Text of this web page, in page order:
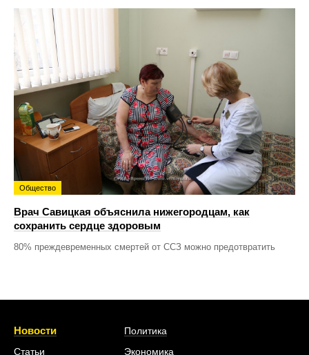
Общество
Врач Савицкая объяснила нижегородцам, как
сохранить сердце здоровым
80% преждевременных смертей от ССЗ можно предотвратить
Новости
Статьи
Политика
Экономика